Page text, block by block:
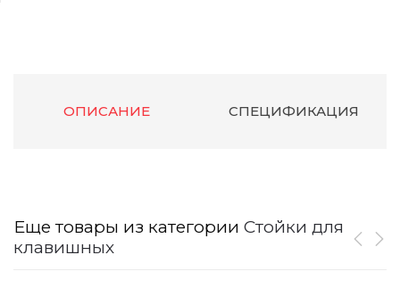
ОПИСАНИЕ СПЕЦИФИКАЦИЯ
Еще товары из категории Стойки для
клавишных